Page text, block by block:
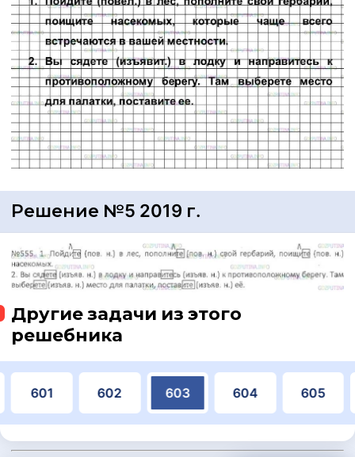
Решение №5 2019 г.
Другие задачи из этого
решебника
601 602 603 604 605